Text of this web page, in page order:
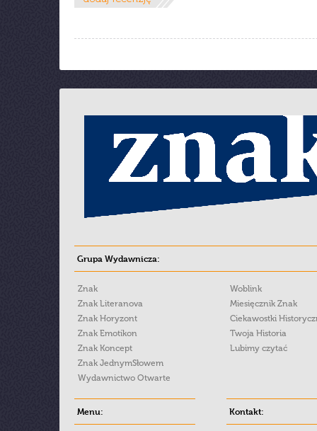
Grupa Wydawnicza:
Znak
Znak Literanova
Znak Horyzont
Znak Emotikon
Znak Koncept
Znak JednymSłowem
Wydawnictwo Otwarte
Woblink
Miesięcznik Znak
Ciekawostki
Twoja Historia
Lubimy czytać
Menu: Kontakt: